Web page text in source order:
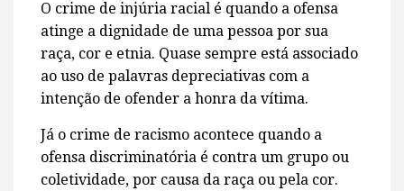
O crime de injúria racial é quando a ofensa
atinge a dignidade de uma pessoa por sua
raça, cor e etnia. Quase sempre está associado
ao uso de palavras depreciativas com a
intenção de ofender a honra da vítima.
Já o crime de racismo acontece quando a
ofensa discriminatória é contra um grupo ou
coletividade, por causa da raça ou pela cor.